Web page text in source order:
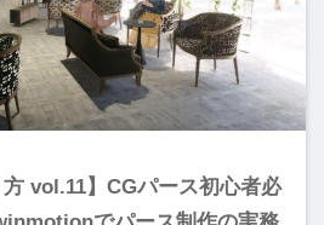
方 vol.11】CGパース初心者必